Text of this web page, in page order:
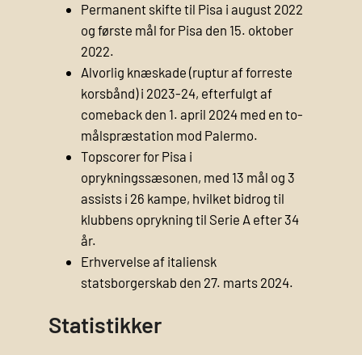
Permanent skifte til Pisa i august 2022
og første mål for Pisa den 15. oktober
2022.
Alvorlig knæskade (ruptur af forreste
korsbånd) i 2023-24, efterfulgt af
comeback den 1. april 2024 med en to-
målspræstation mod Palermo.
Topscorer for Pisa i
oprykningssæsonen, med 13 mål og 3
assists i 26 kampe, hvilket bidrog til
klubbens oprykning til Serie A efter 34
år.
Erhvervelse af italiensk
statsborgerskab den 27. marts 2024.
Statistikker